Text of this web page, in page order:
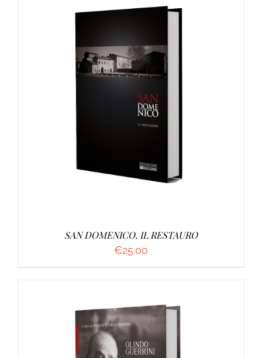
AGGIUNGI AL CARRELLO /
SAN DOMENICO. IL RESTAURO
€25.00